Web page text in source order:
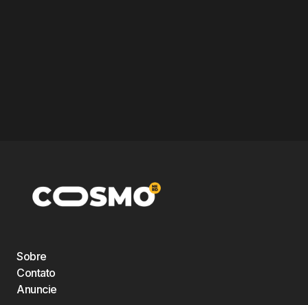
Sobre
Contato
Anuncie